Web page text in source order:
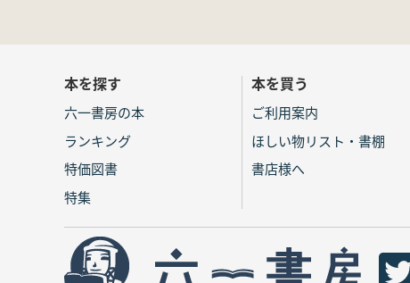
本を探す
六一書房の本
ランキング
特価図書
特集
本を買う
ご利用案内
ほしい物リスト・書棚
書店様へ